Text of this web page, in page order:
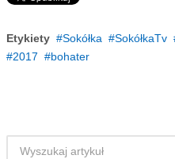
Etykiety Sokółka SokółkaTv
2017
bohater